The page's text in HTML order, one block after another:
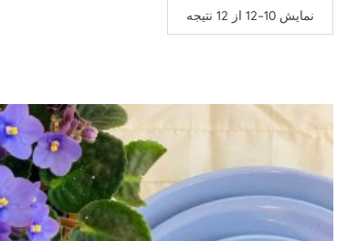
نمایش 10–12 از 12 نتیجه